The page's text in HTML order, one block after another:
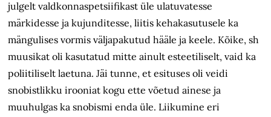
julgelt valdkonnaspetsiifikast üle ulatuvatesse
märkidesse ja kujunditesse, liitis kehakasutusele ka
mängulises vormis väljapakutud hääle ja keele. Kõike, sh
muusikat oli kasutatud mitte ainult esteetiliselt, vaid ka
poliitiliselt laetuna. Jäi tunne, et esituses oli veidi
snobistlikku irooniat kogu ette võetud ainese ja
muuhulgas ka snobismi enda üle. Liikumine eri